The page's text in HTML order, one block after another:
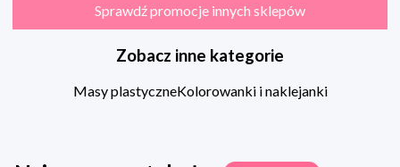
Sprawdź promocje innych sklepów
Zobacz inne kategorie
Masy plastyczneKolorowanki i naklejanki